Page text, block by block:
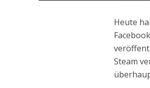
Heute
Steam